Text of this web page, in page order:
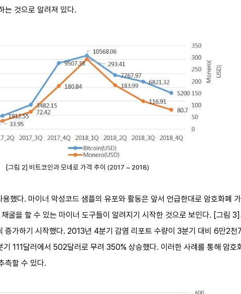
는 것으로 알려져 있다.
[그림 2] 비트코인과 모네로 가격 추이 (2017 ~ 2018)
했다. 마이너 악성코드 샘플의 유포와 활동은 앞서 언급한대로 암호화폐
굴을 할 수 있는 마이너 도구들이 알려지기 시작한 것으로 보인다. [그림
증가하기 시작했다. 2013년 4분기 감염 리포트 수량이 3분기 대비 6만2
111달러에서 502달러로 무려 350% 상승했다. 이러한 사례를 통해 암호
측할 수 있다.